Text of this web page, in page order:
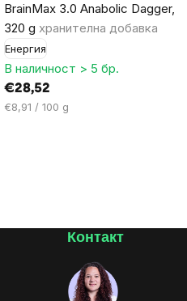
BrainMax 3.0 Anabolic Dagger,
320 g хранителна добавка
Енергия
В наличност > 5 бр.
€28,52
Цена
€8,91 / 100 g
Контакт